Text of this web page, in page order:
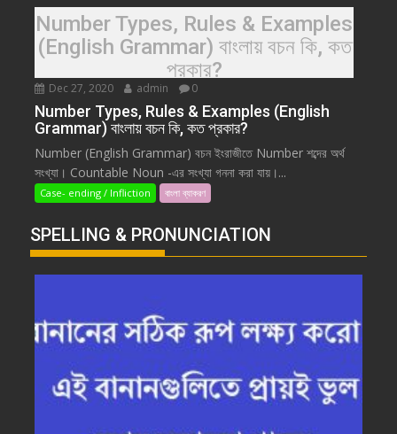
Number Types, Rules & Examples
(English Grammar) বাংলায় বচন কি, কত
প্রকার?
Dec 27, 2020 admin 0
Number Types, Rules & Examples (English
Grammar) বাংলায় বচন কি, কত প্রকার?
Number (English Grammar) বচন ইংরাজীতে Number শব্দের অর্থ
সংখ্যা। Countable Noun -এর সংখ্যা গননা করা যায়।...
Case- ending / Infliction বাংলা ব্যাকরণ
SPELLING & PRONUNCIATION